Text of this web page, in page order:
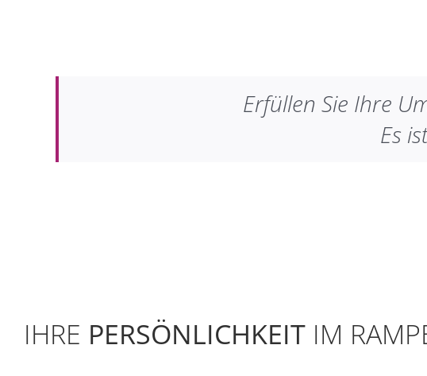
Erfüllen Sie Ihre
Es
IHRE PERSÖNLICHKEITIM